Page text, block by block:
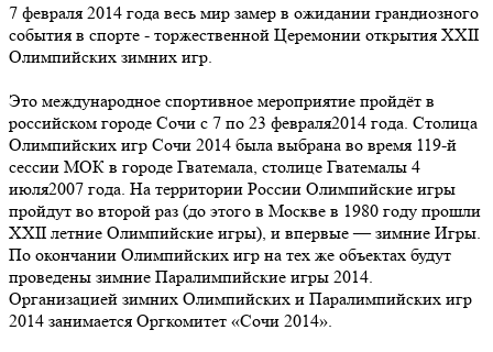
7 февраля 2014 года весь мир замер в ожидании грандиозного
события в спорте - торжественной Церемонии открытия XXII
Олимпийских зимних игр.
Это международное спортивное мероприятие пройдёт в
российском городе Сочи с 7 по 23 февраля2014 года. Столица
Олимпийских игр Сочи 2014 была выбрана во время 119-й
сессии МОК в городе Гватемала, столице Гватемалы 4
июля2007 года. На территории России Олимпийские игры
пройдут во второй раз (до этого в Москве в 1980 году прошли
XXII летние Олимпийские игры), и впервые — зимние Игры.
По окончании Олимпийских игр на тех же объектах будут
проведены зимние Паралимпийские игры 2014.
Организацией зимних Олимпийских и Паралимпийских игр
2014 занимается Оргкомитет «Сочи 2014».